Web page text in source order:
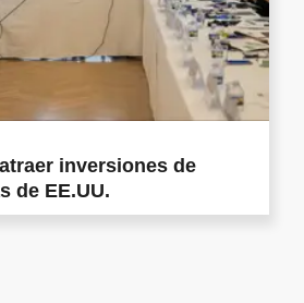
inversiones de
de EE.UU.